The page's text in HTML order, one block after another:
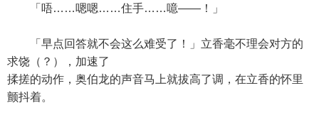
「唔……嗯嗯……住手……噫——！」
「早点回答就不会这么难受了！」立香毫不理会对方的
求饶（？），加速了
揉搓的动作，奥伯龙的声音马上就拔高了调，在立香的怀里
颤抖着。